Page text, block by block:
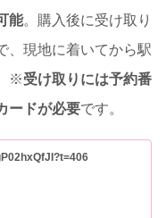
能。購入後に受け取り
、現地に着いてから駅
※受け取りには予約番
ードが必要です。